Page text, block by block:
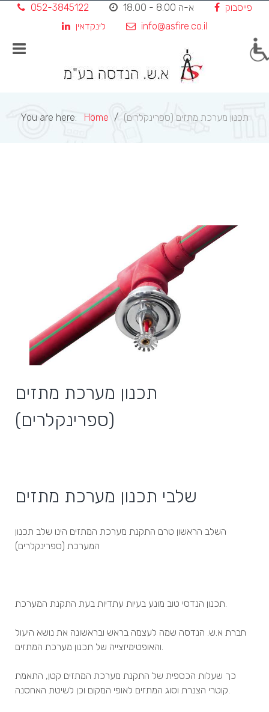
Skip
052-3845122 א-ה 8.00 - 18.00
פייסבוק
לינקדאין
info@asfire.co.il
You are here: Home תכנון מערכת מתזים (ספרינקלרים)
תכנון מערכת מתזים
(ספרינקלרים)
שלבי תכנון מערכת מתזים
השלב הראשון טרם התקנת מערכת המתזים הינו שלב תכנון
המערכת (ספרינקלרים)
חברת א.ש. הנדסה שמה לעצמה בראש ובראשונה את נושא היעול
כך שעלות הכספית של התקנת מערכת המתזים קטן, התאמת